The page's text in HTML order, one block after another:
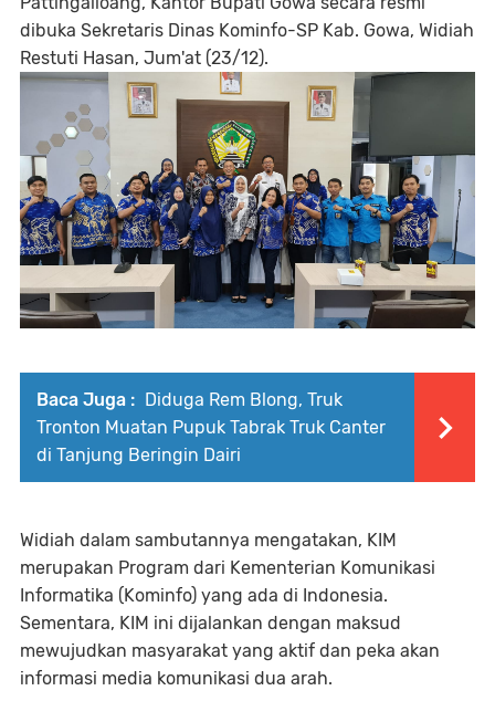
dibuka Sekretaris Dinas Kominfo-SP Kab. Gowa, Widiah
Restuti Hasan, Jum'at (23/12).
Baca Juga : Diduga Rem Blong, Truk
Tronton Muatan Pupuk Tabrak Truk Canter
di Tanjung Beringin Dairi
Widiah dalam sambutannya mengatakan, KIM
merupakan Program dari Kementerian Komunikasi
Informatika (Kominfo) yang ada di Indonesia.
Sementara, KIM ini dijalankan dengan maksud
mewujudkan masyarakat yang aktif dan peka akan
informasi media komunikasi dua arah.